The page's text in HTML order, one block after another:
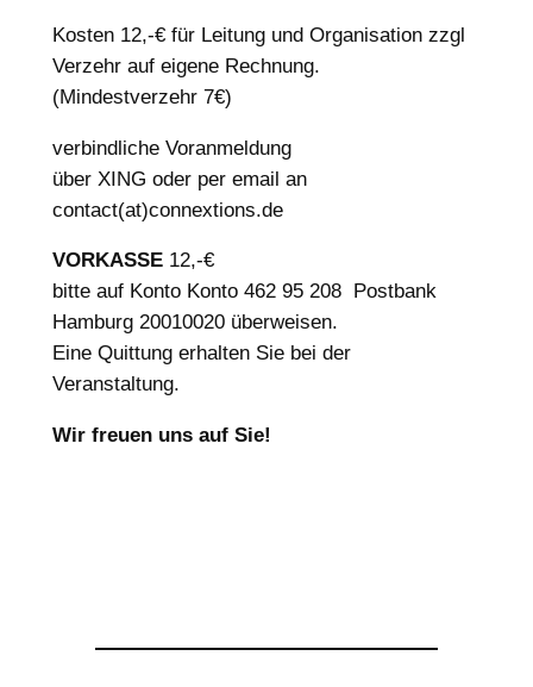
Kosten 12,-€ für Leitung und Organisation zzgl
Verzehr auf eigene Rechnung.
(Mindestverzehr 7€)
verbindliche Voranmeldung
über XING oder per email an
contact(at)connextions.de
VORKASSE12,-€
bitte auf Konto Konto 462 95 208 Postbank
Hamburg 20010020 überweisen.
Eine Quittung erhalten Sie bei der
Veranstaltung.
Wir freuen uns auf Sie!